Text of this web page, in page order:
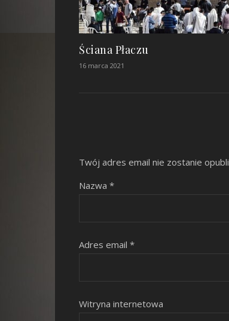
Ściana Płaczu
16 marca 2021
Twój adres email nie zostanie
Nazwa *
Adres email *
Witryna internetowa